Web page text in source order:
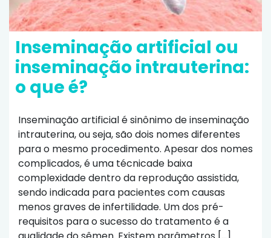
Inseminação artificial ou
inseminação intrauterina:
o que é?
Inseminação artificial é sinônimo de inseminação
intrauterina, ou seja, são dois nomes diferentes
para o mesmo procedimento. Apesar dos nomes
complicados, é uma técnicade baixa
complexidade dentro da reprodução assistida,
sendo indicada para pacientes com causas
menos graves de infertilidade. Um dos pré-
requisitos para o sucesso do tratamento é a